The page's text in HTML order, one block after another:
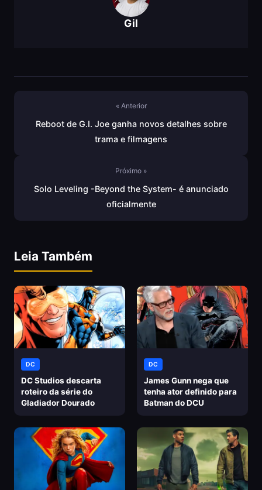
Gil
« Anterior
Reboot de G.I. Joe ganha novos detalhes sobre
trama e filmagens
Próximo »
Solo Leveling -Beyond the System- é anunciado
oficialmente
Leia Também
DC
DC Studios descarta
roteiro da série do
Gladiador Dourado
DC
James Gunn nega que
tenha ator definido para
Batman do DCU